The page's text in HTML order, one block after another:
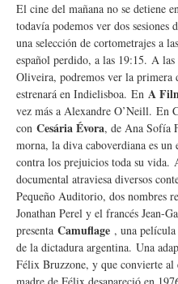
El cine del mañana no se detiene
todavía podemos ver dos
una selección de cortometrajes a
español perdido, a las 19:15. A
Oliveira, podremos ver la primera
estrenará en Indielisboa. En A
vez más a Alexandre O’Neill. En
con Cesária Évora, de Ana Sofía
morna, la diva caboverdiana es
contra los prejuicios toda su vida.
documental atraviesa diversos
Pequeño Auditorio, dos nombres
Jonathan Perel y el francés Jean-
presenta Camuflage , una
de la dictadura argentina. Una
Félix Bruzzone, y que convierte